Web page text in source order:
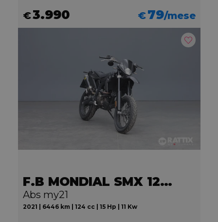
€3.990 €79/mese
F.B MONDIAL SMX 125 Motard
Abs my21
2021 | 6446 km | 124 cc | 15 Hp | 11 Kw